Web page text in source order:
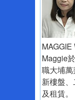
Maggie
職大埔
新樓盤
及租賃。